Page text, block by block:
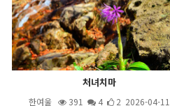
처녀치마
한여울 391 4 2 2026-04-11